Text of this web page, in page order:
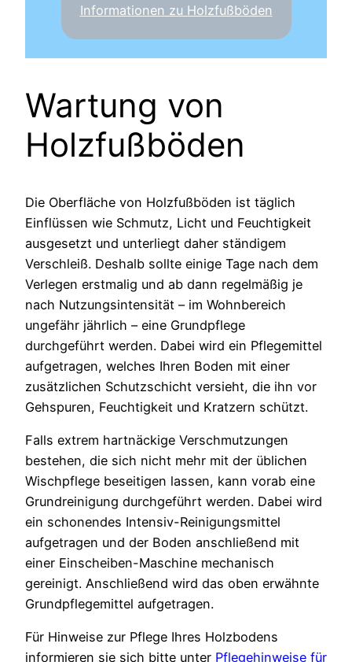
Informationen zu Holzfußböden
Wartung von
Holzfußböden
Die Oberfläche von Holzfußböden ist täglich
Einflüssen wie Schmutz, Licht und Feuchtigkeit
ausgesetzt und unterliegt daher ständigem
Verschleiß. Deshalb sollte einige Tage nach dem
Verlegen erstmalig und ab dann regelmäßig je
nach Nutzungsintensität – im Wohnbereich
ungefähr jährlich – eine Grundpflege
durchgeführt werden. Dabei wird ein Pflegemittel
aufgetragen, welches Ihren Boden mit einer
zusätzlichen Schutzschicht versieht, die ihn vor
Gehspuren, Feuchtigkeit und Kratzern schützt.
Falls extrem hartnäckige Verschmutzungen
bestehen, die sich nicht mehr mit der üblichen
Wischpflege beseitigen lassen, kann vorab eine
Grundreinigung durchgeführt werden. Dabei wird
ein schonendes Intensiv-Reinigungsmittel
aufgetragen und der Boden anschließend mit
einer Einscheiben-Maschine mechanisch
gereinigt. Anschließend wird das oben erwähnte
Grundpflegemittel aufgetragen.
Für Hinweise zur Pflege Ihres Holzbodens
informieren sie sich bitte unter Pflegehinweise für